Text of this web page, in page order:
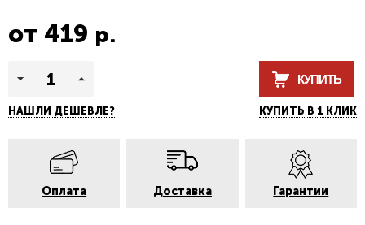
от 419 р.
НАШЛИ ДЕШЕВЛЕ?
КУПИТЬ
КУПИТЬ В 1 КЛИК
Оплата Доставка Гарантии